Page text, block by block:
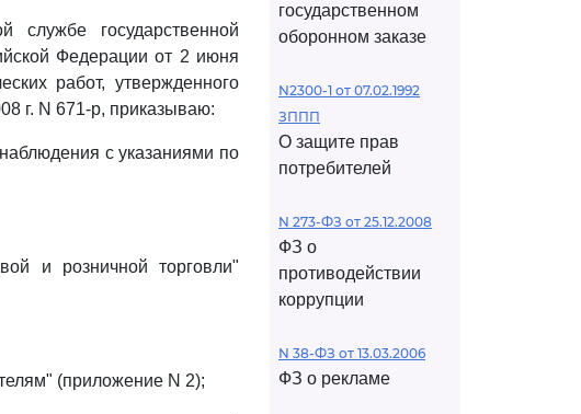
государственной
Федерации от 2 июня
работ, утвержденного
г. N 671-р, приказываю:
с указаниями по
и розничной торговли"
(приложение N 2);
государственном
оборонном заказе
N2300-1 от 07.02.1992
ЗППП
О защите прав
потребителей
N 273-ФЗ от 25.12.2008
ФЗ о
противодействии
коррупции
N 38-ФЗ от 13.03.2006
ФЗ о рекламе